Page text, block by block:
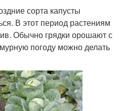
сорта капусты
В этот период растениям
Обычно грядки орошают с
погоду можно делать